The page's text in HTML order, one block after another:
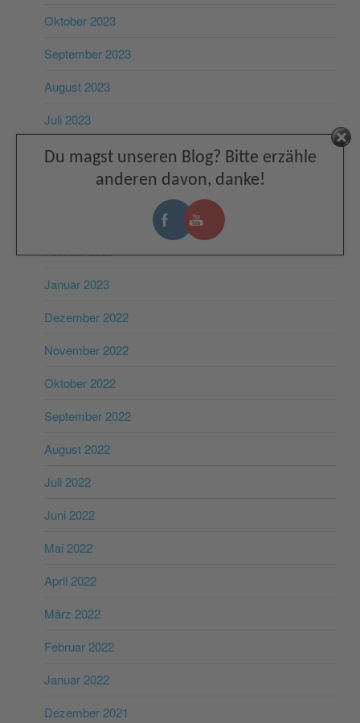
Oktober 2023
September 2023
August 2023
Juli 2023
Juni 2023
Februar 2023
Januar 2023
Dezember 2022
November 2022
Oktober 2022
September 2022
August 2022
Juli 2022
Juni 2022
Mai 2022
April 2022
März 2022
Februar 2022
Januar 2022
Dezember 2021
Du magst unseren Blog? Bitte erzähle
anderen davon, danke!
Facebook